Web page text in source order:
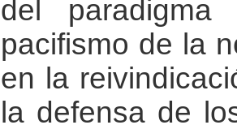
del
pacifismo de la
en la
la defensa de